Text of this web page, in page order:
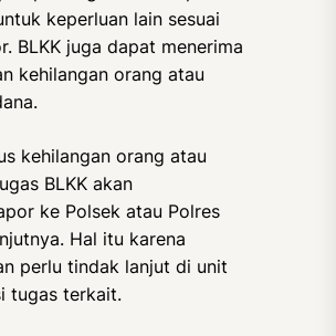
keperluan lain sesuai
BLKK juga dapat menerima
kehilangan orang atau
kehilangan orang atau
BLKK akan
ke Polsek atau Polres
Hal itu karena
perlu tindak lanjut di unit
tugas terkait.